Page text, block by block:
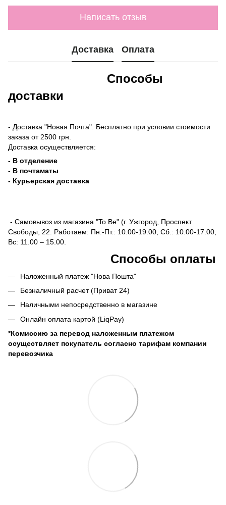
Написать отзыв
Доставка Оплата
Способы
доставки
- Доставка "Новая Почта". Бесплатно при условии стоимости
заказа от 2500 грн.
Доставка осуществляется:
- В отделение
- В почтаматы
- Курьерская доставка
- Самовывоз из магазина "To Be" (г. Ужгород, Проспект
Свободы, 22. Работаем: Пн.-Пт.: 10.00-19.00, Сб.: 10.00-17.00,
Вс: 11.00 – 15.00.
Способы оплаты
Наложенный платеж "Нова Пошта"
Безналичный расчет (Приват 24)
Наличными непосредственно в магазине
Онлайн оплата картой (LiqPay)
*Комиссию за перевод наложенным платежом
осуществляет покупатель согласно тарифам компании
перевозчика